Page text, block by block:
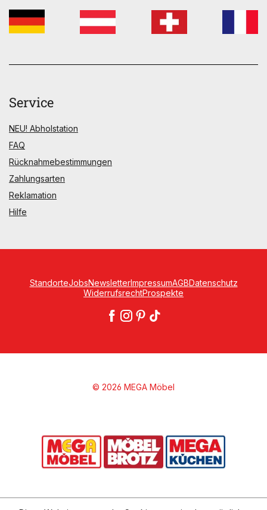
Service
NEU! Abholstation
FAQ
Rücknahmebestimmungen
Zahlungsarten
Reklamation
Hilfe
StandorteJobsNewsletterImpressumAGBDatenschutz
WiderrufsrechtProspekte
© 2026 MEGA Möbel